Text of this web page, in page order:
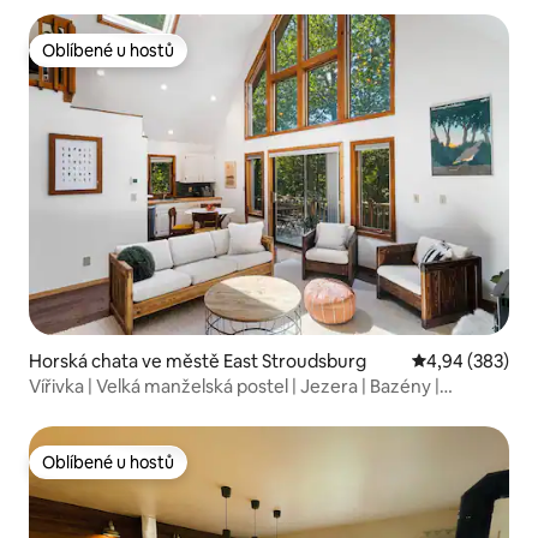
Oblíbené u hostů
Oblíbené u hostů
Horská chata ve městě East Stroudsburg Průměrné
4,94 (383)
Vířivka | Velká manželská postel | Jezera | Bazény |
Oblíbené u hostů
Oblíbené u hostů